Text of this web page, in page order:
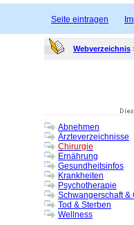
Seite eintragen
Webverzeichnis
Abnehmen
Ärzteverzeichnisse
Chirurgie
Ernährung
Gesundheitsinfos
Krankheiten
Psychotherapie
Schwangerschaft &
Tod & Sterben
Wellness